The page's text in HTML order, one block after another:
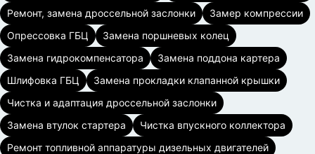
Ремонт, замена дроссельной заслонки
Замер компрессии
Опрессовка ГБЦ
Замена поршневых колец
Замена гидрокомпенсатора
Замена поддона картера
Шлифовка ГБЦ
Замена прокладки клапанной крышки
Чистка и адаптация дроссельной заслонки
Замена втулок стартера
Чистка впускного коллектора
Ремонт топливной аппаратуры дизельных двигателей